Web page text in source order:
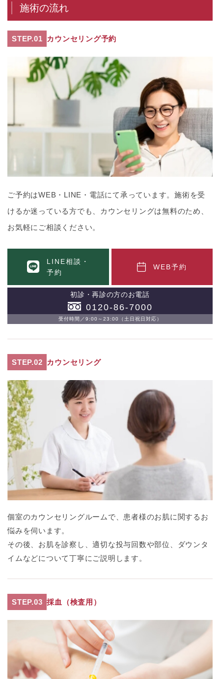
施術の流れ
STEP.01 カウンセリング予約
ご予約はWEB・LINE・電話にて承っています。施術を受
けるか迷っている方でも、カウンセリングは無料のため、
お気軽にご相談ください。
LINE相談・
予約
WEB予約
初診・再診の方のお電話
0120-86-7000
受付時間／9:00～23:00（土日祝日対応）
STEP.02 カウンセリング
個室のカウンセリングルームで、患者様のお肌に関するお
悩みを伺います。
その後、お肌を診察し、適切な投与回数や部位、ダウンタ
イムなどについて丁寧にご説明します。
STEP.03 採血（検査用）